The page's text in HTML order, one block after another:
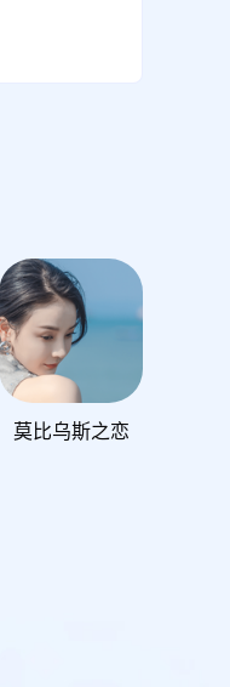
莫比乌斯之恋